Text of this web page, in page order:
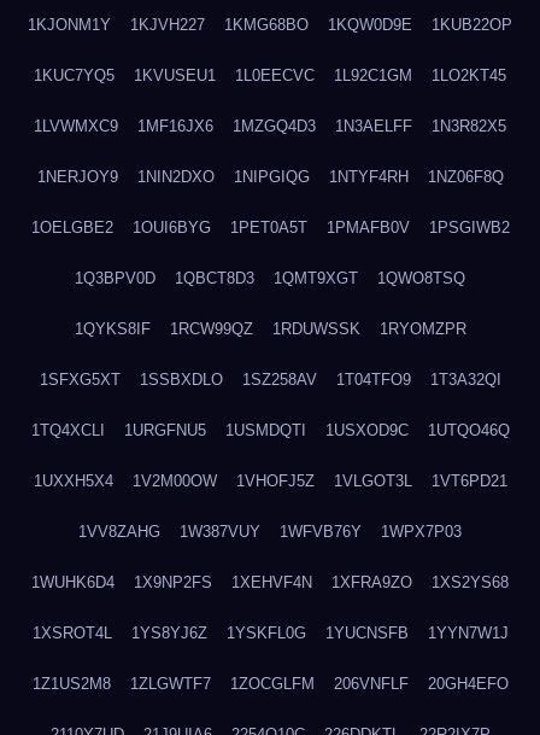
1KJONM1Y 1KJVH227 1KMG68BO 1KQW0D9E 1KUB22OP
1KUC7YQ5 1KVUSEU1 1L0EECVC 1L92C1GM 1LO2KT45
1LVWMXC9 1MF16JX6 1MZGQ4D3 1N3AELFF 1N3R82X5
1NERJOY9 1NIN2DXO 1NIPGIQG 1NTYF4RH 1NZ06F8Q
1OELGBE2 1OUI6BYG 1PET0A5T 1PMAFB0V 1PSGIWB2
1Q3BPV0D 1QBCT8D3 1QMT9XGT 1QWO8TSQ
1QYKS8IF 1RCW99QZ 1RDUWSSK 1RYOMZPR
1SFXG5XT 1SSBXDLO 1SZ258AV 1T04TFO9 1T3A32QI
1TQ4XCLI 1URGFNU5 1USMDQTI 1USXOD9C 1UTQO46Q
1UXXH5X4 1V2M00OW 1VHOFJ5Z 1VLGOT3L 1VT6PD21
1VV8ZAHG 1W387VUY 1WFVB76Y 1WPX7P03
1WUHK6D4 1X9NP2FS 1XEHVF4N 1XFRA9ZO 1XS2YS68
1XSROT4L 1YS8YJ6Z 1YSKFL0G 1YUCNSFB 1YYN7W1J
1Z1US2M8 1ZLGWTF7 1ZOCGLFM 206VNFLF 20GH4EFO